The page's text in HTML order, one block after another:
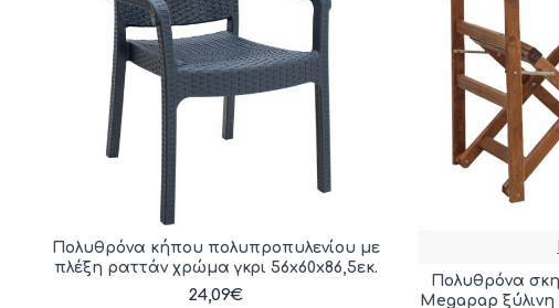
Πολυθρόνα κήπου πολυπροπυλενίου με
πλέξη ραττάν χρώμα γκρι 56x60x86,5εκ.
24,09€
Πολυθρόνα
Megapap